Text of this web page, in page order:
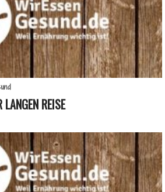
LANGEN REISE